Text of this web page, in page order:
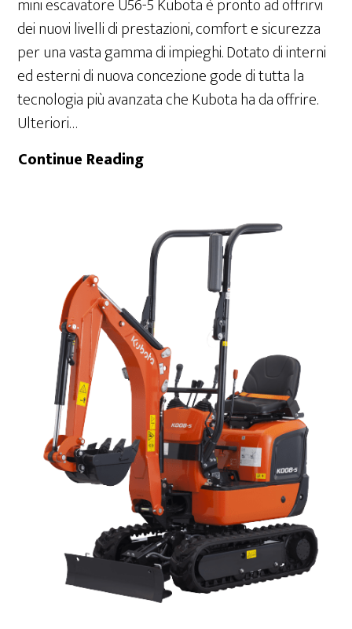
mini escavatore U56-5 Kubota è pronto ad offrirvi
dei nuovi livelli di prestazioni, comfort e sicurezza
per una vasta gamma di impieghi. Dotato di interni
ed esterni di nuova concezione gode di tutta la
tecnologia più avanzata che Kubota ha da offrire.
Ulteriori…
Continue ReadingU56-